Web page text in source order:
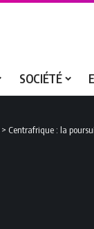
SOCIÉTÉ
> Centrafrique : la